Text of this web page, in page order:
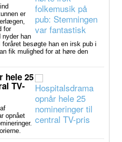
er
for
nyder han
besøgte han en irsk pub i
fik mulighed for at høre den
hele 25
TV-
opnået